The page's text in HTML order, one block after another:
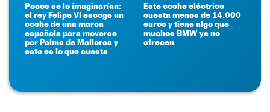
Pocos se lo imaginarían:
el rey Felipe VI escoge un
coche de una marca
española para moverse
por Palma de Mallorca y
esto es lo que cuesta
Este coche eléctrico
cuesta menos de 14.000
euros y tiene algo que
muchos BMW ya no
ofrecen